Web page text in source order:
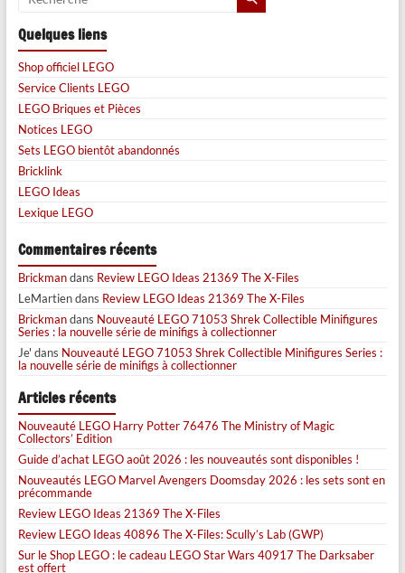
Quelques liens
Shop officiel LEGO
Service Clients LEGO
LEGO Briques et Pièces
Notices LEGO
Sets LEGO bientôt abandonnés
Bricklink
LEGO Ideas
Lexique LEGO
Commentaires récents
Brickmandans Review LEGO Ideas 21369 The X-Files
LeMartiendans Review LEGO Ideas 21369 The X-Files
Brickmandans Nouveauté LEGO 71053 Shrek Collectible Minifigures
Series : la nouvelle série de minifigs à collectionner
Je' dans Nouveauté LEGO 71053 Shrek Collectible Minifigures Series :
la nouvelle série de minifigs à collectionner
Articles récents
Nouveauté LEGO Harry Potter 76476 The Ministry of Magic
Collectors’ Edition
Guide d’achat LEGO août 2026 : les nouveautés sont disponibles !
Nouveautés LEGO Marvel Avengers Doomsday 2026 : les sets sont en
précommande
Review LEGO Ideas 21369 The X-Files
Review LEGO Ideas 40896 The X-Files: Scully’s Lab (GWP)
Sur le Shop LEGO : le cadeau LEGO Star Wars 40917 The Darksaber
est offert